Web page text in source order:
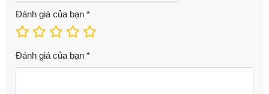
Đánh giá của bạn *
Đánh giá của bạn *